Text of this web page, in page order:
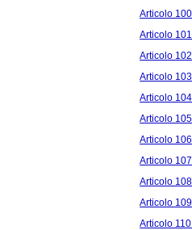
Articolo
Articolo
Articolo
Articolo
Articolo
Articolo
Articolo
Articolo
Articolo
Articolo
Articolo